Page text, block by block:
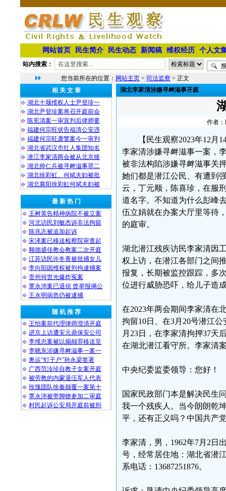
网站首页 民生简介 民生动态 新闻稿 维权经历 个人文
站内搜索：
您当前所在的位置： 网站主页 > 司法监察 > 正文
相 关 文 章
湖北十堰维权人士尹登珍一
湖北尹登珍案将召开庭前会
陈宪清案一审宣判后律师要
福建何宗旺状告福清公安违
福建何宗旺袭警案今一审判
湖北省武汉市红人集团知名
潜江李家清两会被从北京接
湖北帅仁兵被寻衅滋事罪二
湖北徐彩虹、何斌夫妇被批
湖北襄阳徐彩虹何斌夫妇被
最 新 热 门
王树英告精神病院不被立案
河北访民刘敏杰诉非法拘留
陈兆志被追加起诉
宋泽案已移送检察院审查起
顺德盛佳教会教案二次开庭
江苏访民许冬青被批捕女儿
李向阳因维权被刑拘逮捕案
贵州何世光爆炸冤案
覃永沛案已退侦 曾举报俩公
王永明病危仍被逮捕
随 机 推 荐
王怡案前代理律师澄清开庭
进京上访遭安元鼎保安公司
李维忠案被以煽颠罪移送至
李晓东涉嫌寻衅滋事一案一
奥运“钉子户”孙永梁签署
广西范汝珍自教子女案开庭
被劳教的内蒙退伍军人代表
玫瑰团队徐秦颠覆一案第十
覃永沛被带脚镣参加二审庭
村民起诉公安局开庭前被刑
湖北李家清涉嫌寻衅滋事开庭
作者：
【民生观察2023年12
李家清涉嫌寻衅滋事一案，
被非法构陷涉嫌寻衅滋事关
她们都是潜江公民、有遭到
云，丁元顺，陈喜珍，在服
道名字。不知道为什么彭峰
伍立娟就在办案大厅里等待
的庭审。
湖北潜江残疾访民李家清因
权上访，在潜江各部门之间
报复，长期被监控跟踪，多
位进行威胁恐吓，给儿子造
在2023年两会期间李家清在
拘留10日、在3月20号潜江
月23日，在李家清拘押37天
在湖北潜江看守所。李家清
中央纪委监委领导：您好！
国家民政部门本是解决民生
我一个残疾人。当今朗朗乾
平，还有正义吗？中国共产
李家清，男，1962年7月2日
号，经常居住地：湖北省潜
系电话：13687251876。